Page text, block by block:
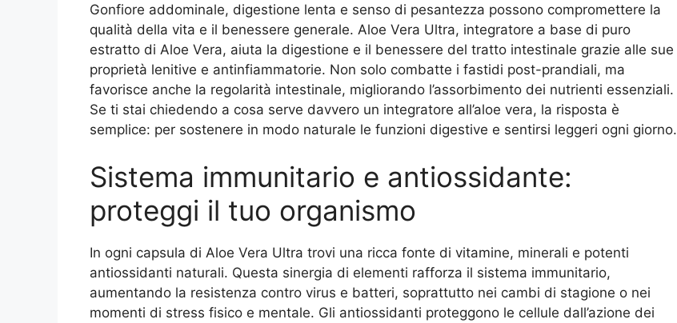
Gonfiore addominale, digestione lenta e senso di pesantezza possono compromettere la
qualità della vita e il benessere generale. Aloe Vera Ultra, integratore a base di puro
estratto di Aloe Vera, aiuta la digestione e il benessere del tratto intestinale grazie alle sue
proprietà lenitive e antinfiammatorie. Non solo combatte i fastidi post-prandiali, ma
favorisce anche la regolarità intestinale, migliorando l’assorbimento dei nutrienti essenziali.
Se ti stai chiedendo a cosa serve davvero un integratore all’aloe vera, la risposta è
semplice: per sostenere in modo naturale le funzioni digestive e sentirsi leggeri ogni giorno.
Sistema immunitario e antiossidante:
proteggi il tuo organismo
In ogni capsula di Aloe Vera Ultra trovi una ricca fonte di vitamine, minerali e potenti
antiossidanti naturali. Questa sinergia di elementi rafforza il sistema immunitario,
aumentando la resistenza contro virus e batteri, soprattutto nei cambi di stagione o nei
momenti di stress fisico e mentale. Gli antiossidanti proteggono le cellule dall’azione dei